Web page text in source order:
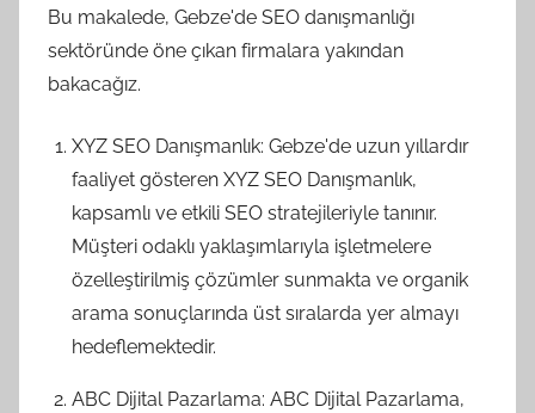
Bu makalede, Gebze'de SEO danışmanlığı
sektöründe öne çıkan firmalara yakından
bakacağız.
XYZ SEO Danışmanlık: Gebze'de uzun yıllardır
faaliyet gösteren XYZ SEO Danışmanlık,
kapsamlı ve etkili SEO stratejileriyle tanınır.
Müşteri odaklı yaklaşımlarıyla işletmelere
özelleştirilmiş çözümler sunmakta ve organik
arama sonuçlarında üst sıralarda yer almayı
hedeflemektedir.
ABC Dijital Pazarlama: ABC Dijital Pazarlama,